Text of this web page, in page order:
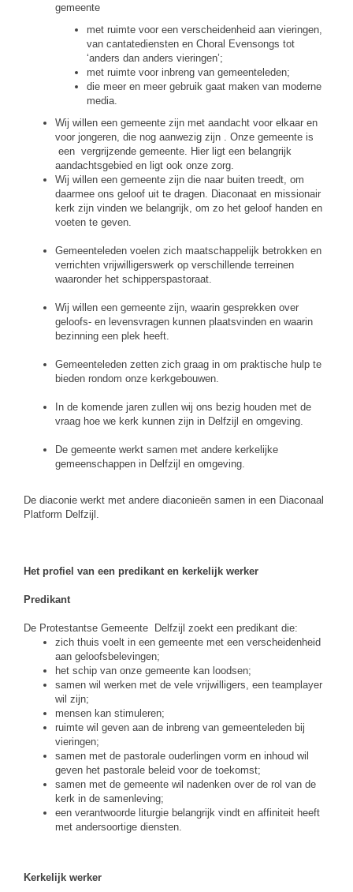
gemeente
met ruimte voor een verscheidenheid aan vieringen,
van cantatediensten en Choral Evensongs tot
‘anders dan anders vieringen’;
met ruimte voor inbreng van gemeenteleden;
die meer en meer gebruik gaat maken van moderne
media.
Wij willen een gemeente zijn met aandacht voor elkaar en
voor jongeren, die nog aanwezig zijn . Onze gemeente is
een vergrijzende gemeente. Hier ligt een belangrijk
aandachtsgebied en ligt ook onze zorg.
Wij willen een gemeente zijn die naar buiten treedt, om
daarmee ons geloof uit te dragen. Diaconaat en missionair
kerk zijn vinden we belangrijk, om zo het geloof handen en
voeten te geven.
Gemeenteleden voelen zich maatschappelijk betrokken en
verrichten vrijwilligerswerk op verschillende terreinen
waaronder het schipperspastoraat.
Wij willen een gemeente zijn, waarin gesprekken over
geloofs- en levensvragen kunnen plaatsvinden en waarin
bezinning een plek heeft.
Gemeenteleden zetten zich graag in om praktische hulp te
bieden rondom onze kerkgebouwen.
In de komende jaren zullen wij ons bezig houden met de
vraag hoe we kerk kunnen zijn in Delfzijl en omgeving.
De gemeente werkt samen met andere kerkelijke
gemeenschappen in Delfzijl en omgeving.
De diaconie werkt met andere diaconieën samen in een Diaconaal
Platform Delfzijl.
Het profiel van een predikant en kerkelijk werker
Predikant
De Protestantse Gemeente Delfzijl zoekt een predikant die:
zich thuis voelt in een gemeente met een verscheidenheid
aan geloofsbelevingen;
het schip van onze gemeente kan loodsen;
samen wil werken met de vele vrijwilligers, een teamplayer
wil zijn;
mensen kan stimuleren;
ruimte wil geven aan de inbreng van gemeenteleden bij
vieringen;
samen met de pastorale ouderlingen vorm en inhoud wil
geven het pastorale beleid voor de toekomst;
samen met de gemeente wil nadenken over de rol van de
kerk in de samenleving;
een verantwoorde liturgie belangrijk vindt en affiniteit heeft
met andersoortige diensten.
Kerkelijk werker